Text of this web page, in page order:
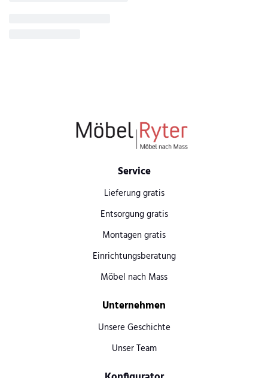
Service
Lieferung gratis
Entsorgung gratis
Montagen gratis
Einrichtungsberatung
Möbel nach Mass
Unternehmen
Unsere Geschichte
Unser Team